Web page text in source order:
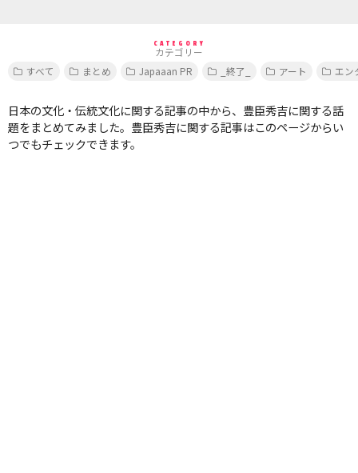
CATEGORY
カテゴリー
すべて
まとめ Japaaan PR _終了_ アート エン
日本の文化・伝統文化に関する記事の中から、豊臣秀吉に関する話
題をまとめてみました。豊臣秀吉に関する記事はこのページからい
つでもチェックできます。